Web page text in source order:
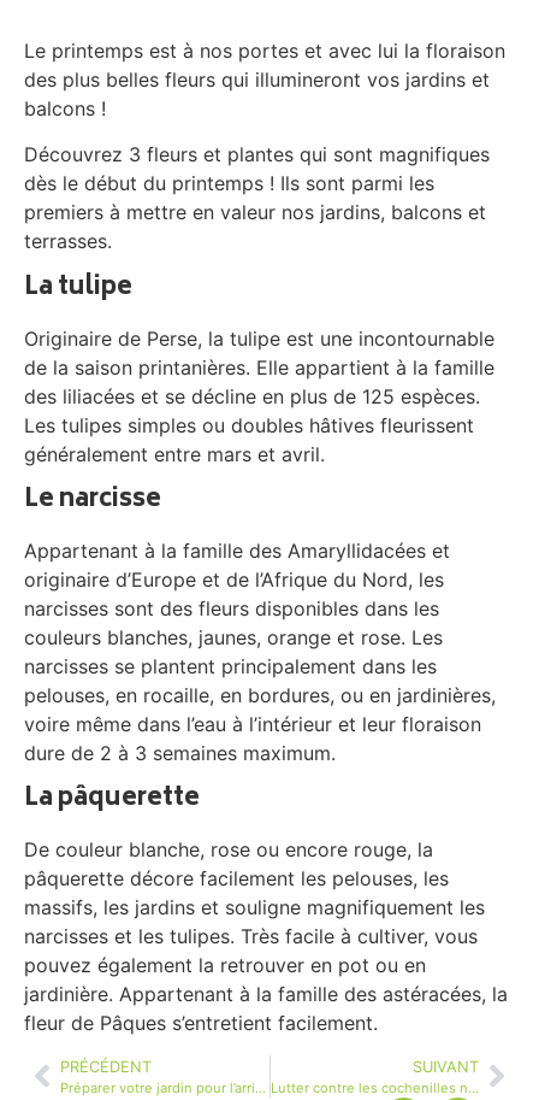
Le printemps est à nos portes et avec lui la floraison
des plus belles fleurs qui illumineront vos jardins et
balcons !
Découvrez 3 fleurs et plantes qui sont magnifiques
dès le début du printemps ! Ils sont parmi les
premiers à mettre en valeur nos jardins, balcons et
terrasses.
La tulipe
Originaire de Perse, la tulipe est une incontournable
de la saison printanières. Elle appartient à la famille
des liliacées et se décline en plus de 125 espèces.
Les tulipes simples ou doubles hâtives fleurissent
généralement entre mars et avril.
Le narcisse
Appartenant à la famille des Amaryllidacées et
originaire d’Europe et de l’Afrique du Nord, les
narcisses sont des fleurs disponibles dans les
couleurs blanches, jaunes, orange et rose. Les
narcisses se plantent principalement dans les
pelouses, en rocaille, en bordures, ou en jardinières,
voire même dans l’eau à l’intérieur et leur floraison
dure de 2 à 3 semaines maximum.
La pâquerette
De couleur blanche, rose ou encore rouge, la
pâquerette décore facilement les pelouses, les
massifs, les jardins et souligne magnifiquement les
narcisses et les tulipes. Très facile à cultiver, vous
pouvez également la retrouver en pot ou en
jardinière. Appartenant à la famille des astéracées, la
fleur de Pâques s’entretient facilement.
PRÉCÉDENT
Préparer votre jardin pour l’arrivée du printemps : comment faire ?
SUIVANT
Lutter contre les cochenilles naturellement